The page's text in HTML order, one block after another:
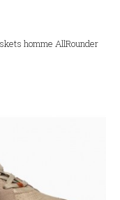
homme AllRounder